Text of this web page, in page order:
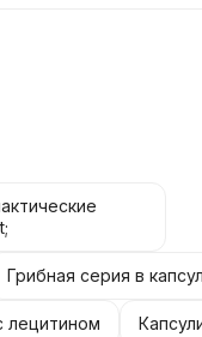
Грибная серия в
лецитином